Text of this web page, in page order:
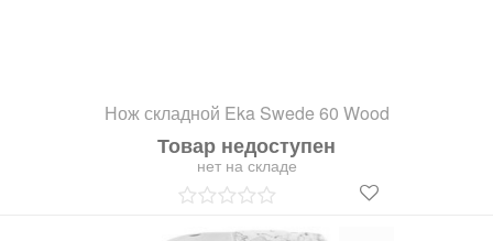
Нож складной Eka Swede 60 Wood
Товар недоступен
нет на складе